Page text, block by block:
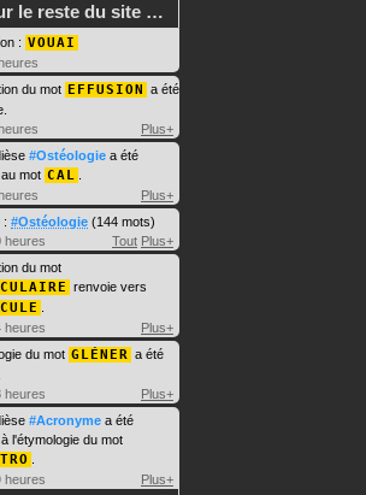
le reste du site …
: VOUAI
du mot EFFUSION a été
Plus+
#Ostéologie a été
mot CAL
Plus+
: #Ostéologie (144 mots)
heures
Tout Plus+
du mot
renvoie vers
heures
Plus+
du mot GLÉNER a été
heures
Plus+
#Acronyme a été
l'étymologie du mot
heures
Plus+